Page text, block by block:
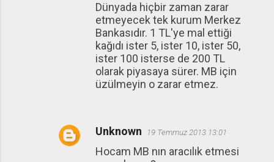
Dünyada hiçbir zaman zarar
etmeyecek tek kurum Merkez
Bankasıdır. 1 TL'ye mal ettiği
kağıdı ister 5, ister 10, ister 50,
ister 100 isterse de 200 TL
olarak piyasaya sürer. MB için
üzülmeyin o zarar etmez.
Unknown 19 Temmuz 2013 13:01
Hocam MB nın aracılık etmesi